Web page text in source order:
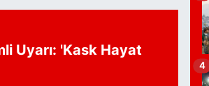
Uyarı: 'Kask Hayat
4